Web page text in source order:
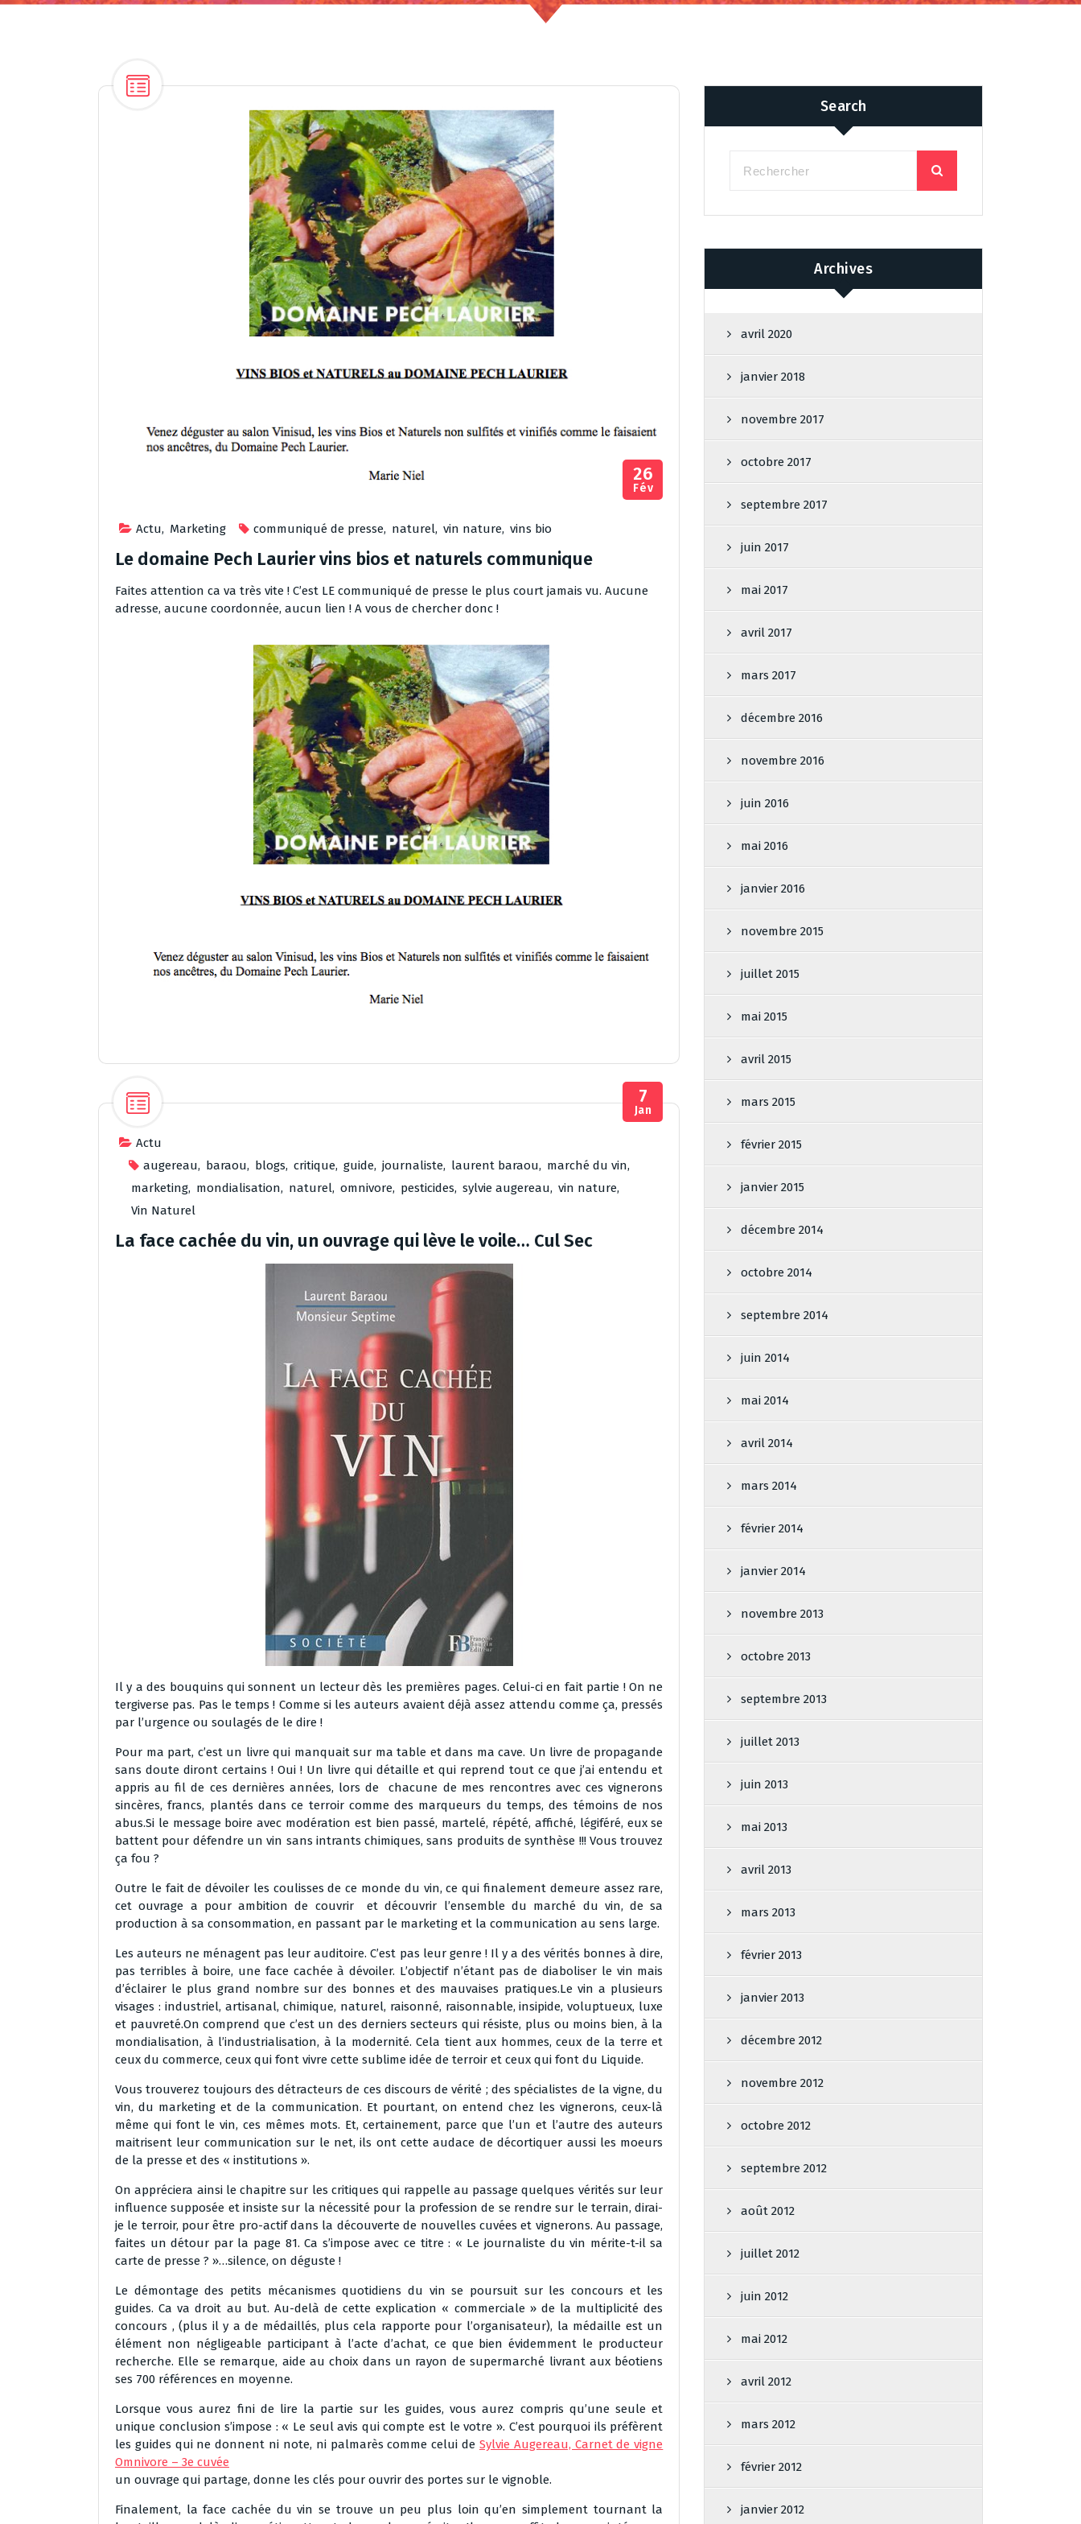
Actu, Marketing communiqué de presse, naturel, vin nature, vins bio
26
Fév
Le domaine Pech Laurier vins bios et naturels communique
Faites attention ca va très vite ! C’est LE communiqué de presse le plus court jamais vu. Aucune
adresse, aucune coordonnée, aucun lien ! A vous de chercher donc !
Actu
augereau, baraou, blogs, critique, guide, journaliste, laurent baraou, marché du vin,
marketing, mondialisation, naturel, omnivore, pesticides, sylvie augereau, vin nature,
Vin Naturel
7
Jan
La face cachée du vin, un ouvrage qui lève le voile… Cul Sec
Il y a des bouquins qui sonnent un lecteur dès les premières pages. Celui-ci en fait partie ! On ne
tergiverse pas. Pas le temps ! Comme si les auteurs avaient déjà assez attendu comme ça, pressés
par l’urgence ou soulagés de le dire !
Pour ma part, c’est un livre qui manquait sur ma table et dans ma cave. Un livre de propagande
sans doute diront certains ! Oui ! Un livre qui détaille et qui reprend tout ce que j’ai entendu et
appris au fil de ces dernières années, lors de chacune de mes rencontres avec ces vignerons
sincères, francs, plantés dans ce terroir comme des marqueurs du temps, des témoins de nos
abus.Si le message boire avec modération est bien passé, martelé, répété, affiché, légiféré, eux se
battent pour défendre un vin sans intrants chimiques, sans produits de synthèse !!! Vous trouvez
ça fou ?
Outre le fait de dévoiler les coulisses de ce monde du vin, ce qui finalement demeure assez rare,
cet ouvrage a pour ambition de couvrir et découvrir l’ensemble du marché du vin, de sa
production à sa consommation, en passant par le marketing et la communication au sens large.
Les auteurs ne ménagent pas leur auditoire. C’est pas leur genre ! Il y a des vérités bonnes à dire,
pas terribles à boire, une face cachée à dévoiler. L’objectif n’étant pas de diaboliser le vin mais
d’éclairer le plus grand nombre sur des bonnes et des mauvaises pratiques.Le vin a plusieurs
visages : industriel, artisanal, chimique, naturel, raisonné, raisonnable, insipide, voluptueux, luxe
et pauvreté.On comprend que c’est un des derniers secteurs qui résiste, plus ou moins bien, à la
mondialisation, à l’industrialisation, à la modernité. Cela tient aux hommes, ceux de la terre et
ceux du commerce, ceux qui font vivre cette sublime idée de terroir et ceux qui font du Liquide.
Vous trouverez toujours des détracteurs de ces discours de vérité ; des spécialistes de la vigne, du
vin, du marketing et de la communication. Et pourtant, on entend chez les vignerons, ceux-là
même qui font le vin, ces mêmes mots. Et, certainement, parce que l’un et l’autre des auteurs
maitrisent leur communication sur le net, ils ont cette audace de décortiquer aussi les moeurs
de la presse et des « institutions ».
On appréciera ainsi le chapitre sur les critiques qui rappelle au passage quelques vérités sur leur
influence supposée et insiste sur la nécessité pour la profession de se rendre sur le terrain, dirai-
je le terroir, pour être pro-actif dans la découverte de nouvelles cuvées et vignerons. Au passage,
faites un détour par la page 81. Ca s’impose avec ce titre : « Le journaliste du vin mérite-t-il sa
carte de presse ? »…silence, on déguste !
Le démontage des petits mécanismes quotidiens du vin se poursuit sur les concours et les
guides. Ca va droit au but. Au-delà de cette explication « commerciale » de la multiplicité des
concours , (plus il y a de médaillés, plus cela rapporte pour l’organisateur), la médaille est un
élément non négligeable participant à l’acte d’achat, ce que bien évidemment le producteur
recherche. Elle se remarque, aide au choix dans un rayon de supermarché livrant aux béotiens
ses 700 références en moyenne.
Lorsque vous aurez fini de lire la partie sur les guides, vous aurez compris qu’une seule et
unique conclusion s’impose : « Le seul avis qui compte est le votre ». C’est pourquoi ils préfèrent
les guides qui ne donnent ni note, ni palmarès comme celui de Sylvie Augereau, Carnet de vigne
Omnivore – 3e cuvée
un ouvrage qui partage, donne les clés pour ouvrir des portes sur le vignoble.
Finalement, la face cachée du vin se trouve un peu plus loin qu’en simplement tournant la
Search
Archives
avril 2020
janvier 2018
novembre 2017
octobre 2017
septembre 2017
juin 2017
mai 2017
avril 2017
mars 2017
décembre 2016
novembre 2016
juin 2016
mai 2016
janvier 2016
novembre 2015
juillet 2015
mai 2015
avril 2015
mars 2015
février 2015
janvier 2015
décembre 2014
octobre 2014
septembre 2014
juin 2014
mai 2014
avril 2014
mars 2014
février 2014
janvier 2014
novembre 2013
octobre 2013
septembre 2013
juillet 2013
juin 2013
mai 2013
avril 2013
mars 2013
février 2013
janvier 2013
décembre 2012
novembre 2012
octobre 2012
septembre 2012
août 2012
juillet 2012
juin 2012
mai 2012
avril 2012
mars 2012
février 2012
janvier 2012